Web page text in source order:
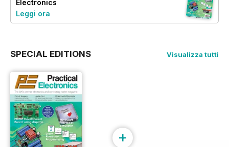
Electronics
Leggi ora
SPECIAL EDITIONS Visualizza tutti
+